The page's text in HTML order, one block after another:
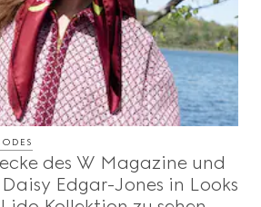
des W Magazine und
Edgar-Jones in Looks